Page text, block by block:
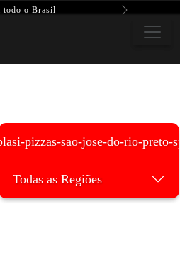
todo o Brasil
Next
pizzas-sao-jose-do-rio-preto-
Todas as Regiões